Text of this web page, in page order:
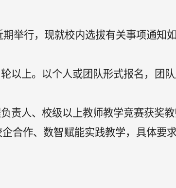
举行， 现就校内选拔有关事项通知如
轮以上。以个人或团队形式报名，团
负责人、校级以上教师教学竞赛获奖教
合作、数智赋能实践教学，具体要